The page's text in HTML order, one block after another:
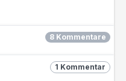
8 Kommentare
1 Kommentar